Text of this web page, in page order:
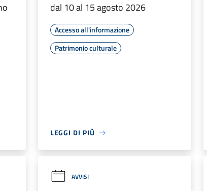
dal 10 al 15 agosto 2026
Accesso all'informazione
Patrimonio culturale
LEGGI DI PIÙ
AVVISI